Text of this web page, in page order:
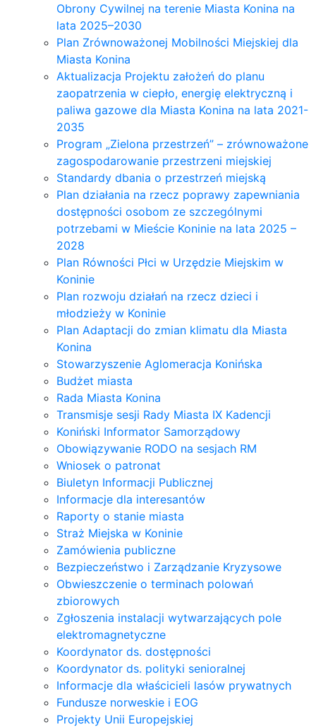
Obrony Cywilnej na terenie Miasta Konina na
lata 2025–2030
Plan Zrównoważonej Mobilności Miejskiej dla
Miasta Konina
Aktualizacja Projektu założeń do planu
zaopatrzenia w ciepło, energię elektryczną i
paliwa gazowe dla Miasta Konina na lata 2021-
2035
Program „Zielona przestrzeń” – zrównoważone
zagospodarowanie przestrzeni miejskiej
Standardy dbania o przestrzeń miejską
Plan działania na rzecz poprawy zapewniania
dostępności osobom ze szczególnymi
potrzebami w Mieście Koninie na lata 2025 –
2028
Plan Równości Płci w Urzędzie Miejskim w
Koninie
Plan rozwoju działań na rzecz dzieci i
młodzieży w Koninie
Plan Adaptacji do zmian klimatu dla Miasta
Konina
Stowarzyszenie Aglomeracja Konińska
Budżet miasta
Rada Miasta Konina
Transmisje sesji Rady Miasta IX Kadencji
Koniński Informator Samorządowy
Obowiązywanie RODO na sesjach RM
Wniosek o patronat
Biuletyn Informacji Publicznej
Informacje dla interesantów
Raporty o stanie miasta
Straż Miejska w Koninie
Zamówienia publiczne
Bezpieczeństwo i Zarządzanie Kryzysowe
Obwieszczenie o terminach polowań
zbiorowych
Zgłoszenia instalacji wytwarzających pole
elektromagnetyczne
Koordynator ds. dostępności
Koordynator ds. polityki senioralnej
Informacje dla właścicieli lasów prywatnych
Fundusze norweskie i EOG
Projekty Unii Europejskiej